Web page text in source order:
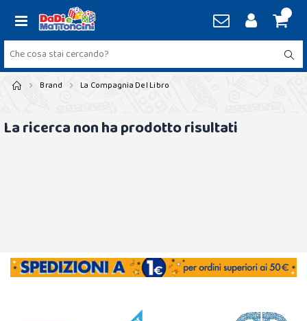
Brand La Compagnia Del Libro
La ricerca non ha prodotto risultati